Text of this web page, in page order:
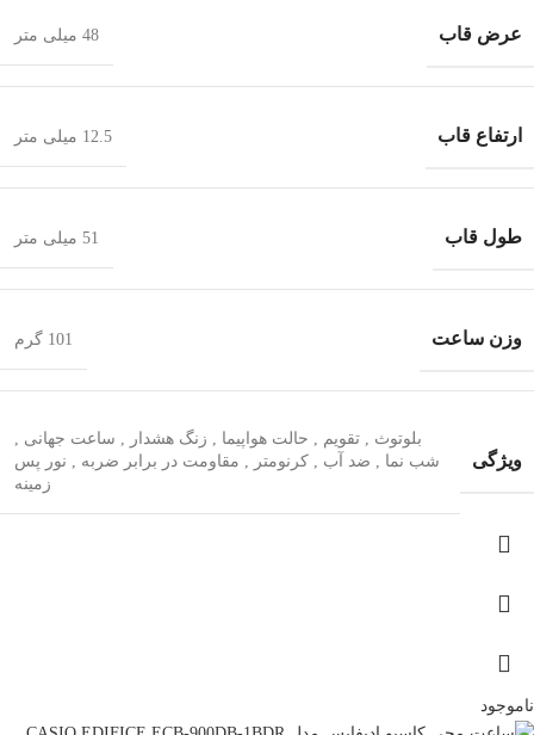
عرض قاب 48 میلی متر
ارتفاع قاب 12.5 میلی متر
طول قاب 51 میلی متر
وزن ساعت 101 گرم
ویژگی
بلوتوث تقویم حالت هواپیما زنگ هشدار ساعت جهانی
شب‌ نما
ضد آب کرنومتر مقاومت در برابر ضربه
نور پس
زمینه
ناموجود